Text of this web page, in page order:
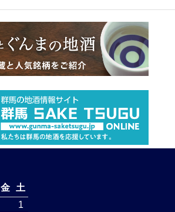
金
土
1